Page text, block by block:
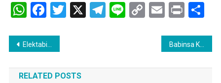
WhatsApp
Facebook
Twitter
X Telegram
LineCopyEmail
Print
Navigasi
pos
Elektabilitas Meningkat Sudah Saya Prediksi : Herman Ong Ketua Koalisi Pemenangan Pakde Slamet Babinsa KORAMIL 404-03/PENDOPO Serka Pebrianto Laksanakan Pendampingan Ke peternak Sapi
RELATED POSTS